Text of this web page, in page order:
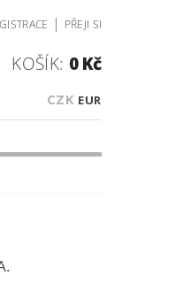
| PŘEJI SI
CZK EUR
KOŠÍK: 0 Kč